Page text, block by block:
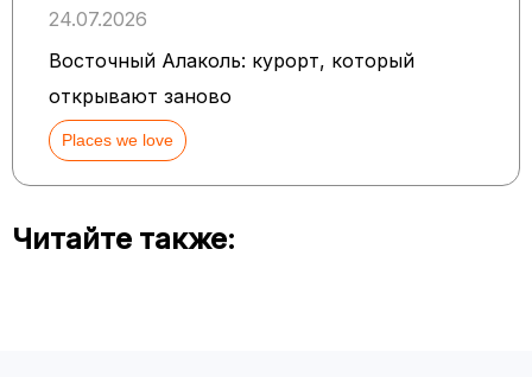
24.07.2026
Восточный Алаколь: курорт, который
открывают заново
Places we love
Читайте также: